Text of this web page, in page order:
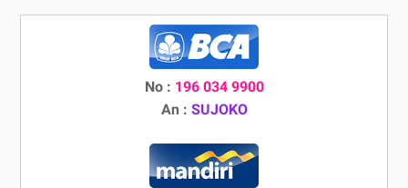
No : 196 034 9900
An : SUJOKO